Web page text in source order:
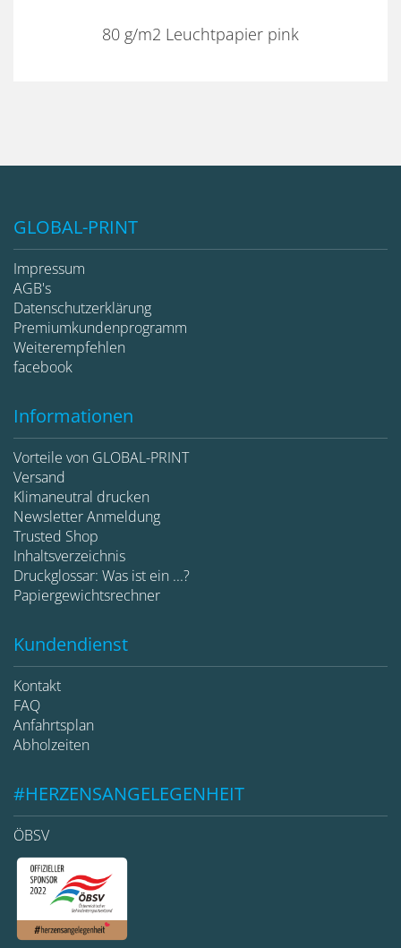
80 g/m2 Leuchtpapier pink
GLOBAL-PRINT
Impressum
AGB's
Datenschutzerklärung
Premiumkundenprogramm
Weiterempfehlen
facebook
Informationen
Vorteile von GLOBAL-PRINT
Versand
Klimaneutral drucken
Newsletter Anmeldung
Trusted Shop
Inhaltsverzeichnis
Druckglossar: Was ist ein ...?
Papiergewichtsrechner
Kundendienst
Kontakt
FAQ
Anfahrtsplan
Abholzeiten
#HERZENSANGELEGENHEIT
ÖBSV